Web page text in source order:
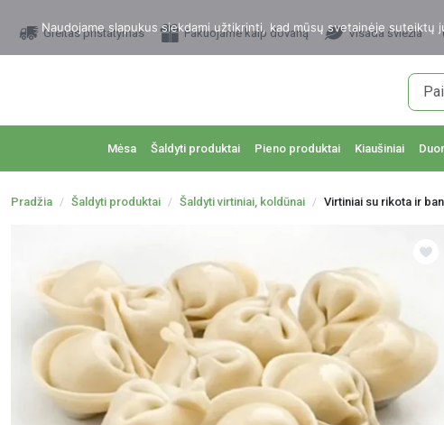
Greitas pristatymas Pakuojame kaip dovaną Visada šviežia
Mėsa Šaldyti produktai Pieno produktai Kiaušiniai
Pradžia Šaldyti produktai Šaldyti virtiniai, koldūnai Virtiniai su rikota ir
Naudojame slapukus siekdami užtikrinti, kad mūsų svetainėje